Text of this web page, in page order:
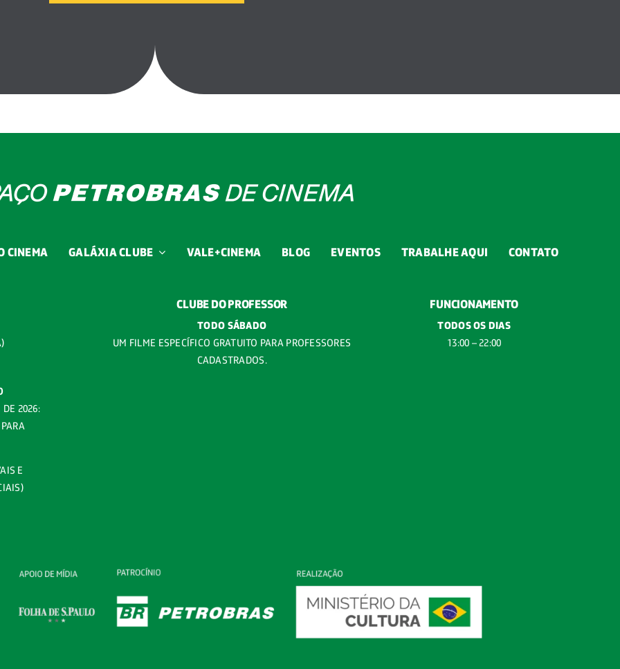
CINEMA GALÁXIA CLUBE VALE+CINEMA BLOG EVENTOS TRABALHE AQUI CONTATO
DE 2026:
E
CLUBE DO PROFESSOR
TODO SÁBADO
UM FILME ESPECÍFICO GRATUITO PARA PROFESSORES
CADASTRADOS.
FUNCIONAMENTO
TODOS OS DIAS
13:00 – 22:00